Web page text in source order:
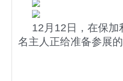
12月12日，在保加
名主人正给准备参展